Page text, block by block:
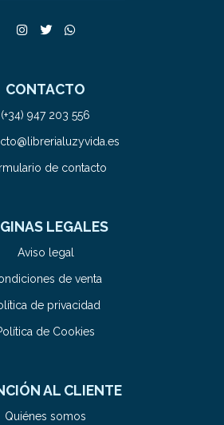
CONTACTO
(+34) 947 203 556
de contacto
LEGALES
Aviso legal
de venta
de privacidad
de Cookies
AL CLIENTE
Quiénes somos